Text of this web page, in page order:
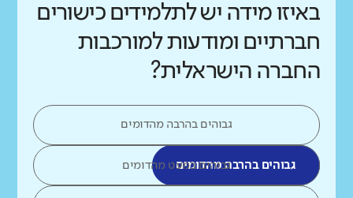
באיזו מידה יש לתלמידים כישורים
חברתיים ומודעות למורכבות
החברה הישראלית?
גבוהים בהרבה מהדומים
גבוהים בהרבה מהדומיםגבוהים במעט מהדומים